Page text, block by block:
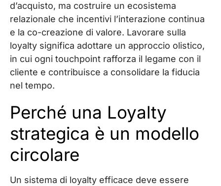
d’acquisto, ma costruire un ecosistema
relazionale che incentivi l’interazione continua
e la co-creazione di valore. Lavorare sulla
loyalty significa adottare un approccio olistico,
in cui ogni touchpoint rafforza il legame con il
cliente e contribuisce a consolidare la fiducia
nel tempo.
Perché una Loyalty
strategica è un modello
circolare
Un sistema di loyalty efficace deve essere